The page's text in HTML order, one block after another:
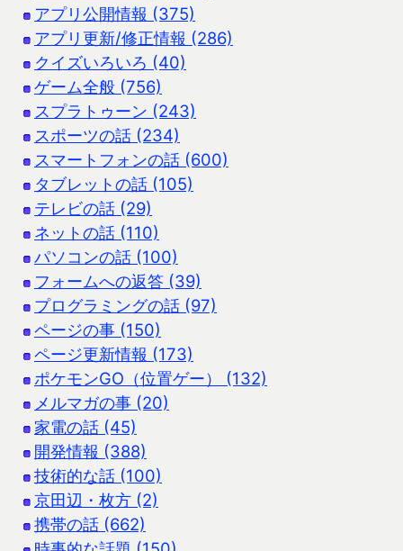
アプリ公開情報 (375)
アプリ更新/修正情報 (286)
クイズいろいろ (40)
ゲーム全般 (756)
スプラトゥーン (243)
スポーツの話 (234)
スマートフォンの話 (600)
タブレットの話 (105)
テレビの話 (29)
ネットの話 (110)
パソコンの話 (100)
フォームへの返答 (39)
プログラミングの話 (97)
ページの事 (150)
ページ更新情報 (173)
ポケモンGO（位置ゲー） (132)
メルマガの事 (20)
家電の話 (45)
開発情報 (388)
技術的な話 (100)
京田辺・枚方 (2)
携帯の話 (662)